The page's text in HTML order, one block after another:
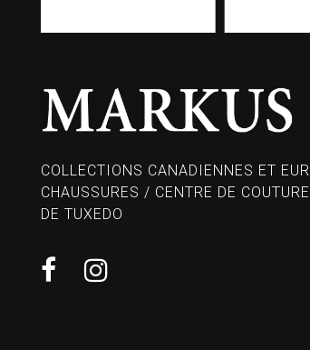
COLLECTIONS CANADIENNES ET
CHAUSSURES / CENTRE DE
DE TUXEDO